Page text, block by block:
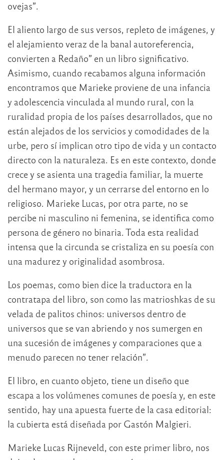
ovejas”.
El aliento largo de sus versos, repleto de imágenes, y
el alejamiento veraz de la banal autoreferencia,
convierten a Redaño” en un libro significativo.
Asimismo, cuando recabamos alguna información
encontramos que Marieke proviene de una infancia
y adolescencia vinculada al mundo rural, con la
ruralidad propia de los países desarrollados, que no
están alejados de los servicios y comodidades de la
urbe, pero sí implican otro tipo de vida y un contacto
directo con la naturaleza. Es en este contexto, donde
crece y se asienta una tragedia familiar, la muerte
del hermano mayor, y un cerrarse del entorno en lo
religioso. Marieke Lucas, por otra parte, no se
percibe ni masculino ni femenina, se identifica como
persona de género no binaria. Toda esta realidad
intensa que la circunda se cristaliza en su poesía con
una madurez y originalidad asombrosa.
Los poemas, como bien dice la traductora en la
contratapa del libro, son como las matrioshkas de su
velada de palitos chinos: universos dentro de
universos que se van abriendo y nos sumergen en
una sucesión de imágenes y comparaciones que a
menudo parecen no tener relación”.
El libro, en cuanto objeto, tiene un diseño que
escapa a los volúmenes comunes de poesía y, en este
sentido, hay una apuesta fuerte de la casa editorial:
la cubierta está diseñada por Gastón Malgieri.
Marieke Lucas Rijneveld, con este primer libro, nos